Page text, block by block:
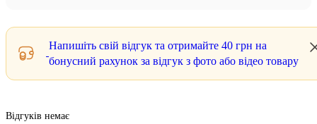
Напишіть свій відгук та отримайте 40 грн на
бонусний рахунок за відгук з фото або відео товару
Відгуків немає